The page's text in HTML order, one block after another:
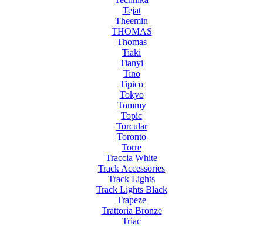
Tejat
Theemin
THOMAS
Thomas
Tiaki
Tianyi
Tino
Tipico
Tokyo
Tommy
Topic
Torcular
Toronto
Torre
Traccia White
Track Accessories
Track Lights
Track Lights Black
Trapeze
Trattoria Bronze
Triac